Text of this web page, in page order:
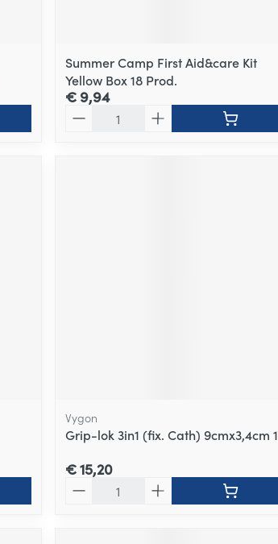
Summer Camp First Aid&care Kit
Yellow Box 18 Prod.
€ 9,94
Vygon
Grip-lok 3in1 (fix. Cath) 9cmx3,4cm 1
€ 15,20